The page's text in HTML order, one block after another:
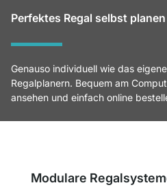
Perfektes Regal selbst planen
Genauso individuell wie das
Regalplanern. Bequem am
ansehen und einfach online
Modulare